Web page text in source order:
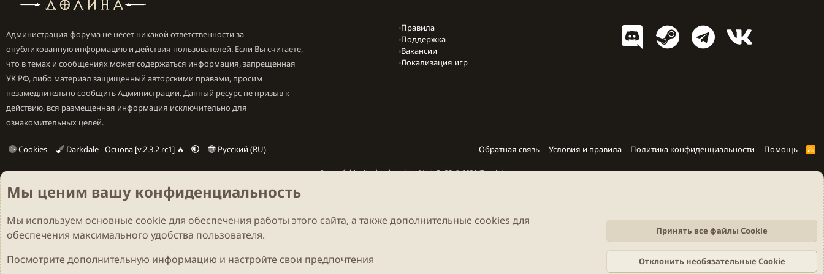
Администрация форума не несет никакой ответственности за
опубликованную информацию и действия пользователей. Если Вы считаете,
что в темах и сообщениях может содержаться информация, запрещенная
УК РФ, либо материал защищенный авторскими правами, просим
незамедлительно сообщить Администрации. Данный ресурс не призыв к
действию, вся размещенная информация исключительно для
ознакомительных целей.
Правила
Поддержка
Вакансии
Локализация игр
Cookies Darkdale - Основа [v.2.3.2 rc1] 🔥 Русский (RU) Обратная связь Условия и правила Политика конфиденциальности Помощь
R
S
Parts of this site developed byMadeBy2D© 2026 (Details)
Мы ценим вашу конфиденциальность
Мы используем основные cookieдля обеспечения работы этого сайта, а также дополнительные cookies для
обеспечения максимального удобства пользователя.
Посмотрите дополнительную информацию и настройте свои предпочтения
Принять все файлы Cookie
Отклонить необязательные Cookie